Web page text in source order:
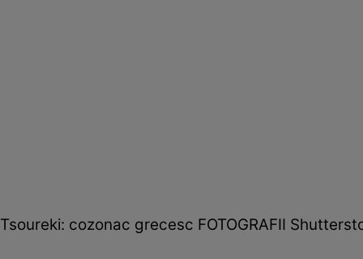
Tsoureki: cozonac grecesc FOTOGRAFII